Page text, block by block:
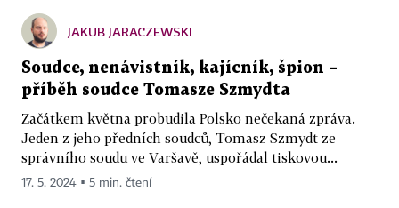
JAKUB JARACZEWSKI
Soudce, nenávistník, kajícník, špion –
příběh soudce Tomasze Szmydta
Začátkem května probudila Polsko nečekaná zpráva.
Jeden z jeho předních soudců, Tomasz Szmydt ze
správního soudu ve Varšavě, uspořádal tiskovou...
17. 5. 2024 ▪ 5 min. čtení